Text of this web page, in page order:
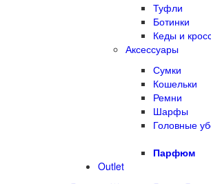
Туфли
Ботинки
Кеды и
Аксессуары
Сумки
Кошельки
Ремни
Шарфы
Головные
Парфюм
Outlet